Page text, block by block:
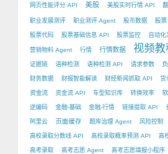
网页性能评分 API 美股 美股实时行情 API
职业发展测评 职业测评 Agent 股市数据 股票
股票代码 股票基础信息 API 股票监控 自动
营销物料 Agent 行情 行情数据 视频教
证据链 语种检测 语种检测 API 请求参数
财务数据 财报智能解读 财经新闻抓取 API 货
资金流 资金流 API 车型知识库 转换效率
逆编码 金融-基础 金融-行情 链接提取 API
阿里云 页面缓存 题库治理 Agent 风险控制
高校录取分数线 API 高校录取概率预测 API 高
高考录取 高考志愿 Agent 高考志愿填报小程序